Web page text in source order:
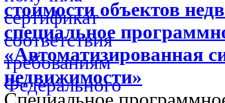
стоимости объектов
специальное
«Автоматизированная
недвижимости»